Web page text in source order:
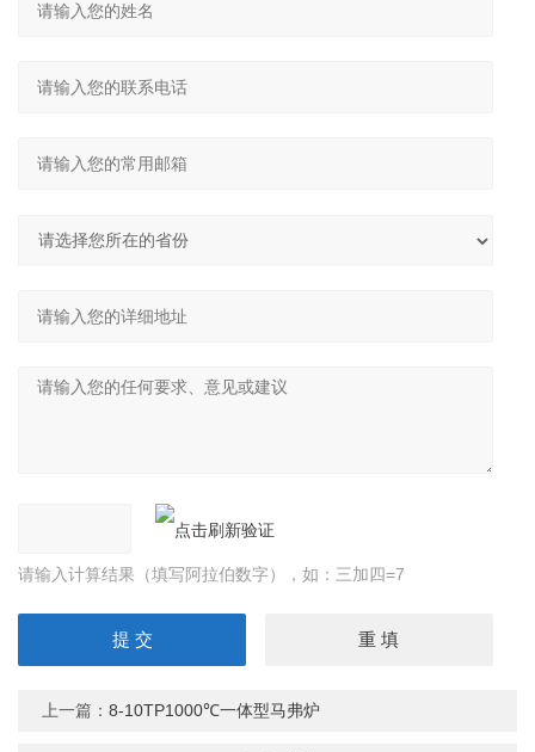
请输入计算结果（填写阿拉伯数字），如：三加四=7
上一篇：8-10TP1000℃一体型马弗炉